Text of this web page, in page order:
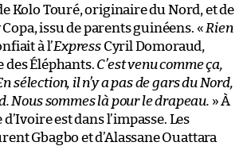
Kolo Touré, originaire du Nord, et de
issu de parents guinéens. « Rien
à l’ExpressCyril Domoraud,
des Éléphants. C’est venu comme ça,
sélection, il n’y a pas de gars du Nord,
Nous sommes là pour le drapeau. » À
d’Ivoire est dans l’impasse. Les
Gbagbo et d’Alassane Ouattara